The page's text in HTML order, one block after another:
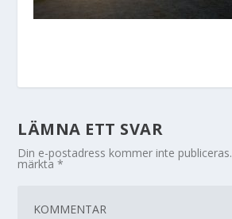
LÄMNA ETT SVAR
Din e-postadress kommer inte publiceras.
märkta*